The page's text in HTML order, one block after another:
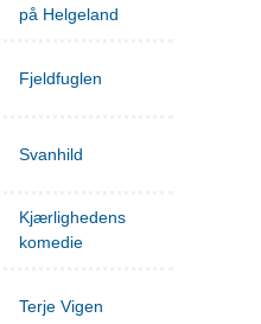
på Helgeland
Fjeldfuglen
Svanhild
Kjærlighedens
komedie
Terje Vigen